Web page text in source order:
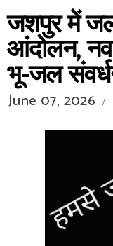
जशपुर में
आंदोलन,
भू-जल
June 07, 2026 /